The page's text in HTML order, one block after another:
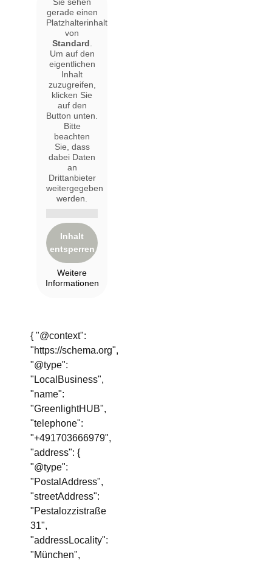
gerade einen
Platzhalterinhalt
von
Standard
Um auf den
eigentlichen
Inhalt
zuzugreifen,
klicken Sie
auf den
Button unten.
Bitte
beachten
Sie, dass
dabei Daten
an
Drittanbieter
weitergegeben
werden.
Inhalt
entsperren
Weitere
Informationen
{ "@context":
"https://schema.org",
"@type":
"LocalBusiness",
"name":
"GreenlightHUB",
"telephone":
"+491703666979",
"address": {
"@type":
"PostalAddress",
"streetAddress":
"Pestalozzistraße
31",
"addressLocality":
"München",